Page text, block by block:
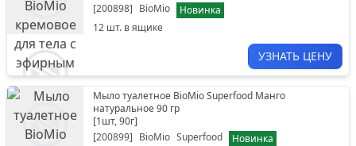
[200898] BioMio
Новинка
12 шт. в ящике
УЗНАТЬ ЦЕНУ
Мыло туалетное BioMio Superfood Манго
натуральное 90 гр
[1шт, 90г]
[200899] BioMio Superfood
Новинка